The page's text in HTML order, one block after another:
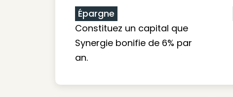
Épargne
Constituez un capital que
Synergie bonifie de 6% par
an.